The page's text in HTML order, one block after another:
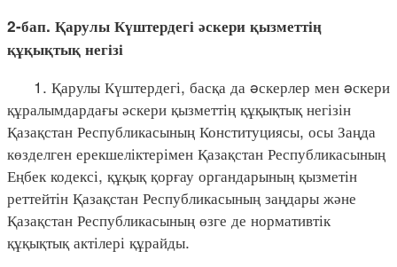
2-бап. Қарулы Күштердегі әскери қызметтің
құқықтық негізі
1. Қарулы Күштердегі, басқа да əскерлер мен əскери
құралымдардағы әскери қызметтің құқықтық негізін
Қазақстан Республикасының Конституциясы, осы Заңда
көзделген ерекшеліктерімен Қазақстан Республикасының
Еңбек кодексі, құқық қорғау органдарының қызметін
реттейтін Қазақстан Республикасының заңдары және
Қазақстан Республикасының өзге де нормативтік
құқықтық актілері құрайды.